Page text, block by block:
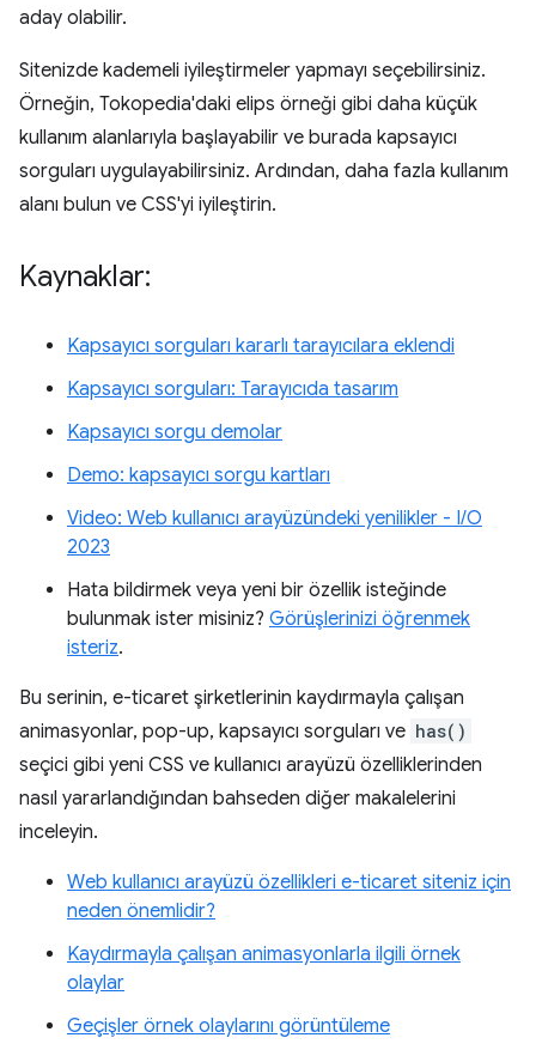
aday olabilir.
Sitenizde kademeli iyileştirmeler yapmayı seçebilirsiniz.
Örneğin, Tokopedia'daki elips örneği gibi daha küçük
kullanım alanlarıyla başlayabilir ve burada kapsayıcı
sorguları uygulayabilirsiniz. Ardından, daha fazla kullanım
alanı bulun ve CSS'yi iyileştirin.
Kaynaklar:
Kapsayıcı sorguları kararlı tarayıcılara eklendi
Kapsayıcı sorguları: Tarayıcıda tasarım
Kapsayıcı sorgu demolar
Demo: kapsayıcı sorgu kartları
Video: Web kullanıcı arayüzündeki yenilikler - I/O
2023
Hata bildirmek veya yeni bir özellik isteğinde
bulunmak ister misiniz? Görüşlerinizi öğrenmek
isteriz.
Bu serinin, e-ticaret şirketlerinin kaydırmayla çalışan
animasyonlar, pop-up, kapsayıcı sorguları ve has()
seçici gibi yeni CSS ve kullanıcı arayüzü özelliklerinden
nasıl yararlandığından bahseden diğer makalelerini
inceleyin.
Web kullanıcı arayüzü özellikleri e-ticaret siteniz için
neden önemlidir?
Kaydırmayla çalışan animasyonlarla ilgili örnek
olaylar
Geçişler örnek olaylarını görüntüleme